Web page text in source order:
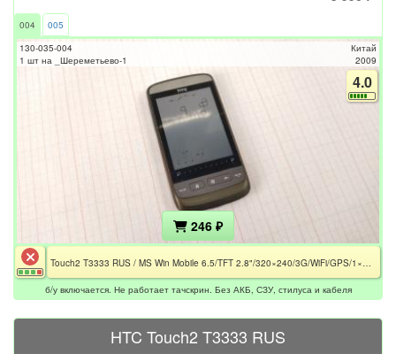
004
005
130-035-004
1 шт на _Шереметьево-1
Китай
2009
4.0
246 ₽
Touch2 T3333 RUS / MS Win Mobile 6.5/TFT 2.8"/320×240/3G/WiFi/GPS/1×Core 528 MHz/Adreno 200/3.2 MP/SD/1100mAh / Без АКБ
б/у включается. Не работает тачскрин. Без АКБ, СЗУ, стилуса и кабеля
HTC Touch2 T3333 RUS